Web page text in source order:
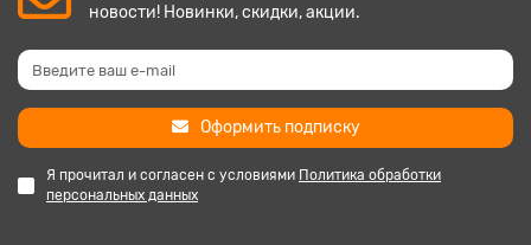
новости! Новинки, скидки, акции.
Оформить подписку
Я прочитал и согласен с условиями Политика обработки
персональных данных